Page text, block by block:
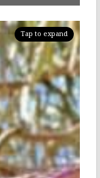
Tap to expand